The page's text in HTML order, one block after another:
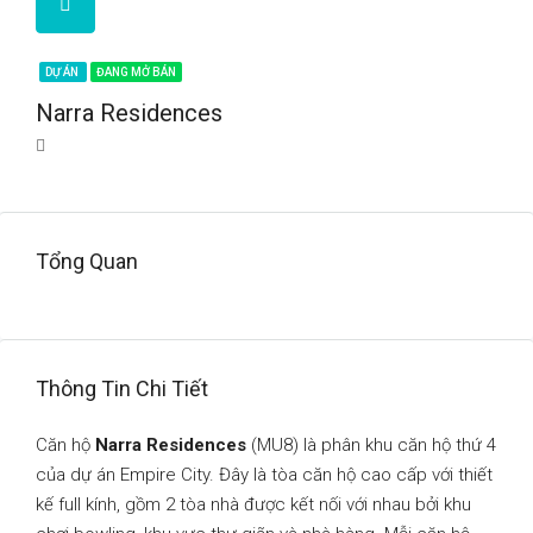
DỰ ÁN ĐANG MỞ BÁN
Narra Residences
Tổng Quan
Thông Tin Chi Tiết
Căn hộ Narra Residences (MU8) là phân khu căn hộ thứ 4
của dự án Empire City. Đây là tòa căn hộ cao cấp với thiết
kế full kính, gồm 2 tòa nhà được kết nối với nhau bởi khu